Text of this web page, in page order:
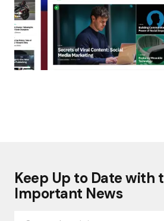
Keep Up to Date with
Important News